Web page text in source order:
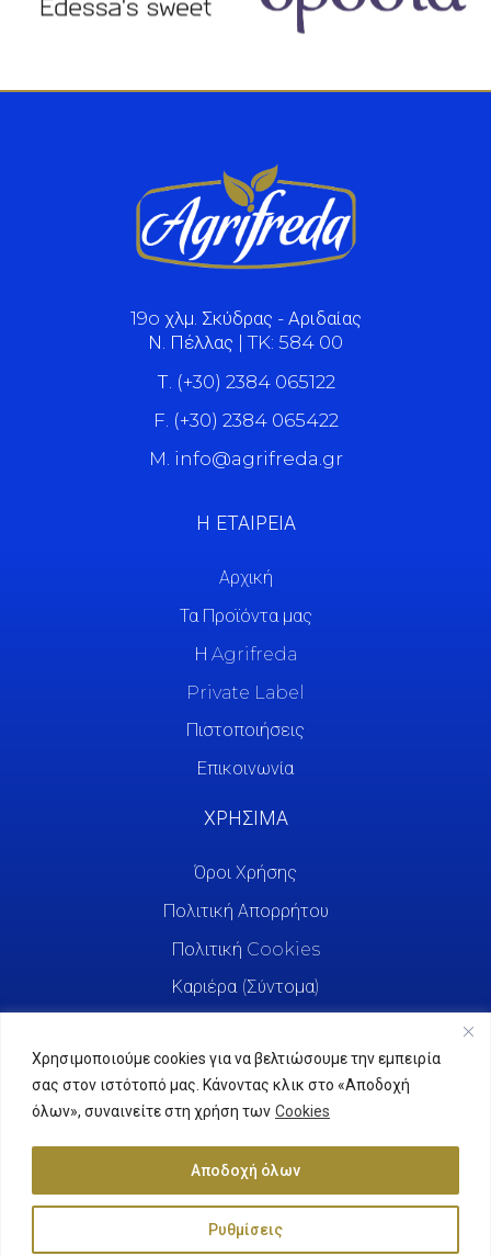
Χρησιμοποιούμε cookies για να βελτιώσουμε την εμπειρία
σας στον ιστότοπό μας. Κάνοντας κλικ στο «Αποδοχή
όλων», συναινείτε στη χρήση των Cookies
Ρυθμίσεις
Αποδοχή όλων
19o χλμ. Σκύδρας - Αριδαίας
Ν. Πέλλας | TK: 584 00
Τ. (+30) 2384 065122
F. (+30) 2384 065422
M. info@agrifreda.gr
Η ΕΤΑΙΡΕΙΑ
Αρχική
Τα Προϊόντα μας
Η Agrifreda
Private Label
Πιστοποιήσεις
Επικοινωνία
ΧΡΗΣΙΜΑ
Όροι Χρήσης
Πολιτική Απορρήτου
Πολιτική Cookies
Καριέρα (Σύντομα)